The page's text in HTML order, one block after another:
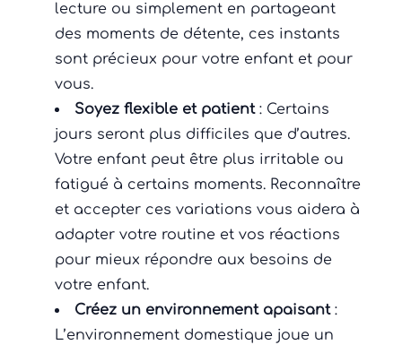
lecture ou simplement en partageant
des moments de détente, ces instants
sont précieux pour votre enfant et pour
vous.
Soyez flexible et patient: Certains
jours seront plus difficiles que d’autres.
Votre enfant peut être plus irritable ou
fatigué à certains moments. Reconnaître
et accepter ces variations vous aidera à
adapter votre routine et vos réactions
pour mieux répondre aux besoins de
votre enfant.
Créez un environnement apaisant:
L’environnement domestique joue un